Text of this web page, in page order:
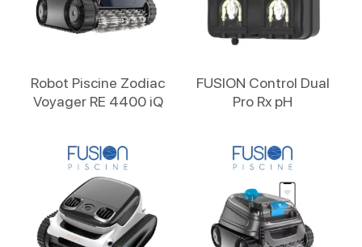
Robot Piscine Zodiac
Voyager RE 4400 iQ
FUSION Control Dual
Pro Rx pH